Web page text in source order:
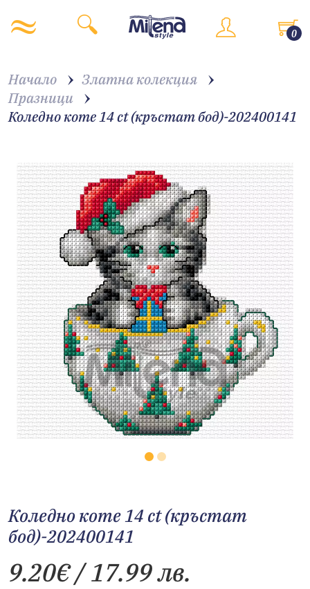
0
Начало
Златна колекция
Празници
Коледно коте 14 ct (кръстат бод)-202400141
Коледно коте 14 ct (кръстат
бод)-202400141
9.20€/ 17.99 лв.